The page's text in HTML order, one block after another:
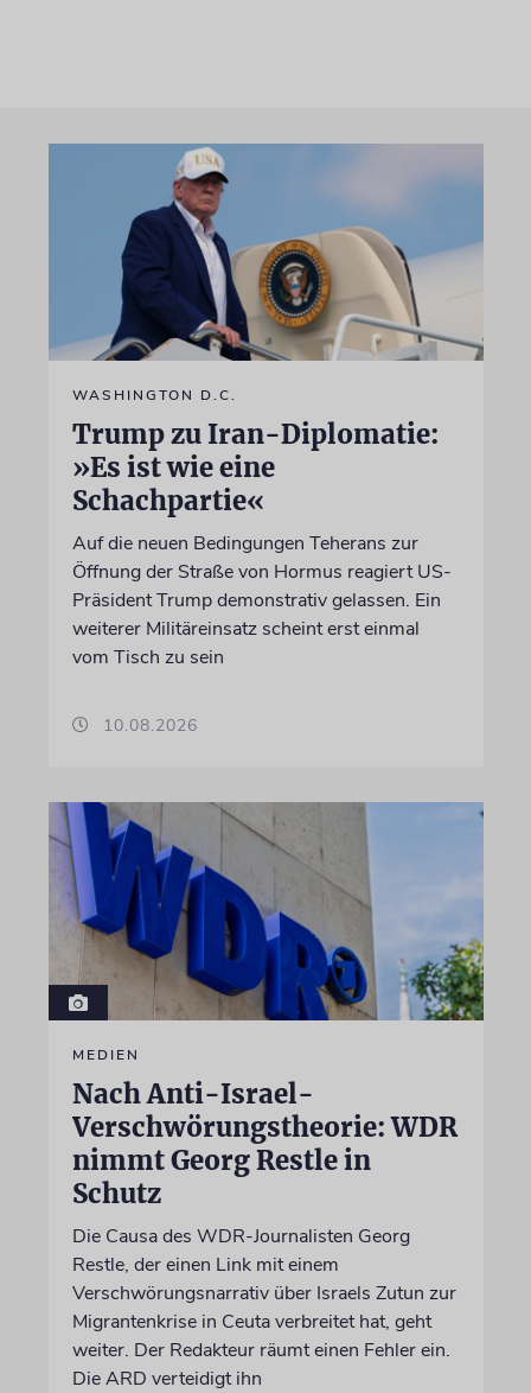
WASHINGTON D.C.
Trump zu Iran-Diplomatie:
»Es ist wie eine
Schachpartie«
Auf die neuen Bedingungen Teherans zur
Öffnung der Straße von Hormus reagiert US-
Präsident Trump demonstrativ gelassen. Ein
weiterer Militäreinsatz scheint erst einmal
vom Tisch zu sein
10.08.2026
MEDIEN
Nach Anti-Israel-
Verschwörungstheorie: WDR
nimmt Georg Restle in
Schutz
Die Causa des WDR-Journalisten Georg
Restle, der einen Link mit einem
Verschwörungsnarrativ über Israels Zutun zur
Migrantenkrise in Ceuta verbreitet hat, geht
weiter. Der Redakteur räumt einen Fehler ein.
Die ARD verteidigt ihn